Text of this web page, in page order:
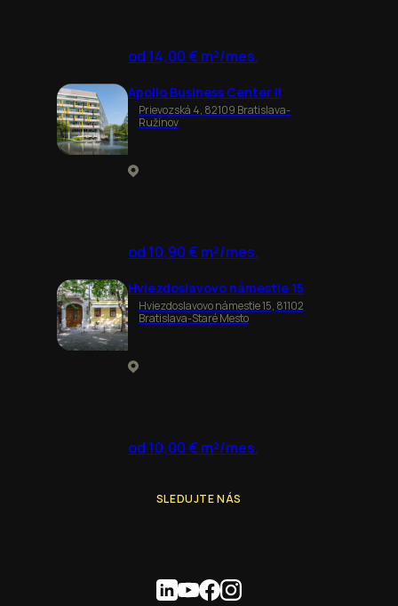
od 14,00 € m²/mes.
Apollo Business Center II
Prievozská 4, 82109 Bratislava-
Ružinov
od 10,90 € m²/mes.
Hviezdoslavovo námestie 15
Hviezdoslavovo námestie 15, 81102
Bratislava-Staré Mesto
od 10,00 € m²/mes.
SLEDUJTE NÁS